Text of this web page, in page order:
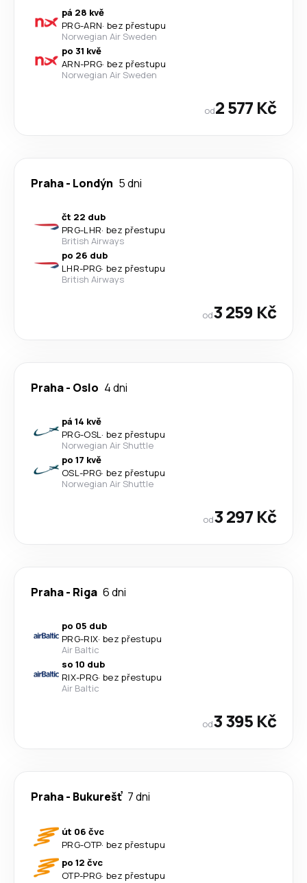
pá 28 kvě
PRG-ARN· bez přestupu
Norwegian Air Sweden
po 31 kvě
ARN-PRG· bez přestupu
Norwegian Air Sweden
od2 577 Kč
Praha- Londýn 5 dni
čt 22 dub
PRG-LHR· bez přestupu
British Airways
po 26 dub
LHR-PRG· bez přestupu
British Airways
od3 259 Kč
Praha- Oslo 4 dni
pá 14 kvě
PRG-OSL· bez přestupu
Norwegian Air Shuttle
po 17 kvě
OSL-PRG· bez přestupu
Norwegian Air Shuttle
od3 297 Kč
Praha- Riga 6 dni
po 05 dub
PRG-RIX· bez přestupu
Air Baltic
so 10 dub
RIX-PRG· bez přestupu
Air Baltic
od3 395 Kč
Praha- Bukurešť 7 dni
út 06 čvc
PRG-OTP· bez přestupu
po 12 čvc
OTP-PRG· bez přestupu